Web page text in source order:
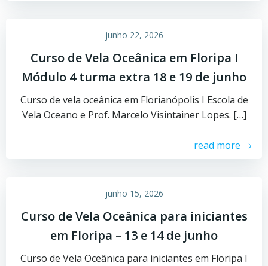
junho 22, 2026
Curso de Vela Oceânica em Floripa I
Módulo 4 turma extra 18 e 19 de junho
Curso de vela oceânica em Florianópolis I Escola de
Vela Oceano e Prof. Marcelo Visintainer Lopes. […]
read more
junho 15, 2026
Curso de Vela Oceânica para iniciantes
em Floripa – 13 e 14 de junho
Curso de Vela Oceânica para iniciantes em Floripa I